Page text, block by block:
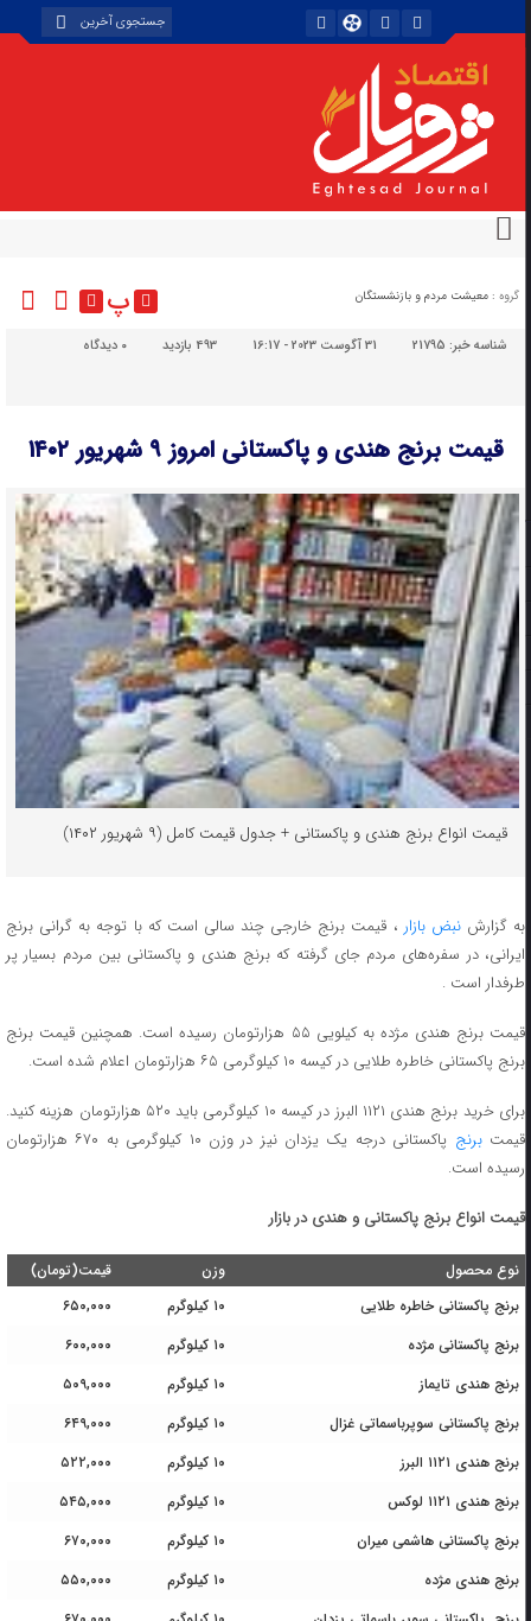
گروه : معیشت مردم و بازنشستگان پ
شناسه خبر:21795 31 آگوست 2023 - 16:17 493 بازدید دیدگاه
قیمت برنج هندی و پاکستانی امروز ۹ شهریور ۱۴۰۲
قیمت انواع برنج هندی و پاکستانی + جدول قیمت کامل (۹ شهریور ۱۴۰۲)
به گزارش نبض بازار، قیمت برنج خارجی چند سالی است که با توجه به گرانی برنج
ایرانی، در سفره‌های مردم جای گرفته که برنج هندی و پاکستانی بین مردم بسیار پر
طرفدار است .
قیمت برنج هندی مژده به کیلویی ۵۵ هزارتومان رسیده است. همچنین قیمت برنج
برنج پاکستانی خاطره طلایی در کیسه ۱۰ کیلوگرمی ۶۵ هزارتومان اعلام شده است.
برای خرید برنج هندی ۱۱۲۱ البرز در کیسه ۱۰ کیلوگرمی باید ۵۲۰ هزارتومان هزینه کنید.
قیمت برنج
پاکستانی درجه یک یزدان نیز در وزن ۱۰ کیلوگرمی به ۶۷۰ هزارتومان
رسیده است.
قیمت انواع برنج پاکستانی و هندی در بازار
نوع محصول وزن
قیمت(تومان)
برنج پاکستانی خاطره طلایی
۱۰ کیلوگرم
۶۵۰,۰۰۰
برنج پاکستانی مژده
۱۰ کیلوگرم
۶۰۰,۰۰۰
برنج هندی تایماز
۱۰ کیلوگرم
۵۰۹,۰۰۰
برنج پاکستانی سوپرباسماتی غزال
۱۰ کیلوگرم
۶۴۹,۰۰۰
برنج هندی ۱۱۲۱ البرز
۱۰ کیلوگرم
۵۲۲,۰۰۰
برنج هندی ۱۱۲۱ لوکس
۱۰ کیلوگرم
۵۴۵,۰۰۰
برنج پاکستانی هاشمی میران
۱۰ کیلوگرم
۶۷۰,۰۰۰
برنج هندی مژده
۱۰ کیلوگرم
۵۵۰,۰۰۰